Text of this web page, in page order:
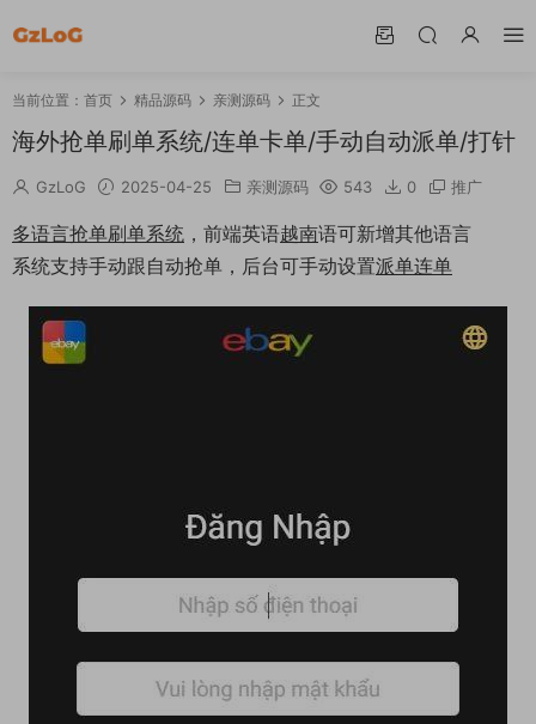
当前位置： 首页 精品源码 亲测源码 正文
海外抢单刷单系统/连单卡单/手动自动派单/打针
GzLoG 2025-04-25 亲测源码 543 0 推广
多语言抢单刷单系统 ，前端英语越南语可新增其他语言
系统支持手动跟自动抢单，后台可手动设置派单连单